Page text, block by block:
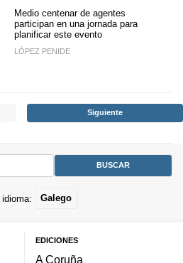
Medio centenar de agentes
participan en una jornada para
planificar este evento
LÓPEZ PENIDE
Siguiente
Galego
EDICIONES
A Coruña